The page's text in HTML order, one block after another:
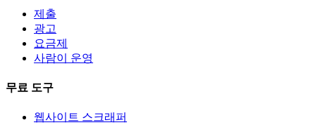
제출
광고
요금제
사람이 운영
무료 도구
웹사이트 스크래퍼